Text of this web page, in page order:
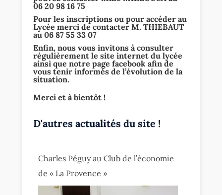
06 20 98 16 75
Pour les inscriptions ou pour accéder au
Lycée merci de contacter M. THIEBAUT
au 06 87 55 33 07
Enfin, nous vous invitons à consulter
régulièrement le site internet du lycée
ainsi que notre page facebook afin de
vous tenir informés de l’évolution de la
situation.
Merci et à bientôt !
D'autres actualités du site !
Charles Péguy au Club de l’économie
de « La Provence »